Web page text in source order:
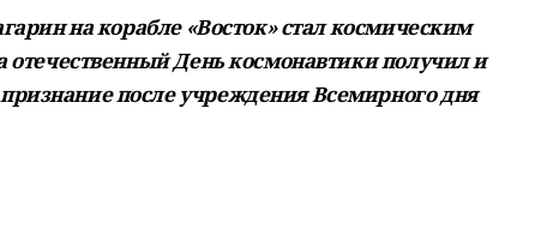
на корабле «Восток» стал космическим
отечественный День космонавтики получил и
после учреждения Всемирного дня